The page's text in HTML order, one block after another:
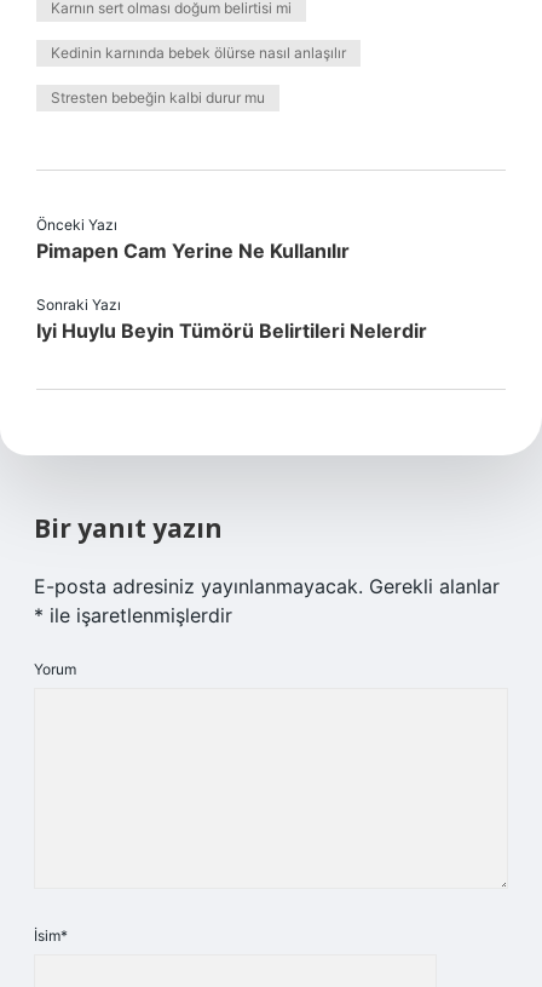
Karnın sert olması doğum belirtisi mi
Kedinin karnında bebek ölürse nasıl anlaşılır
Stresten bebeğin kalbi durur mu
Önceki Yazı
Pimapen Cam Yerine Ne Kullanılır
Sonraki Yazı
Iyi Huylu Beyin Tümörü Belirtileri Nelerdir
Bir yanıt yazın
E-posta adresiniz yayınlanmayacak. Gerekli alanlar
* ile işaretlenmişlerdir
Yorum
İsim*